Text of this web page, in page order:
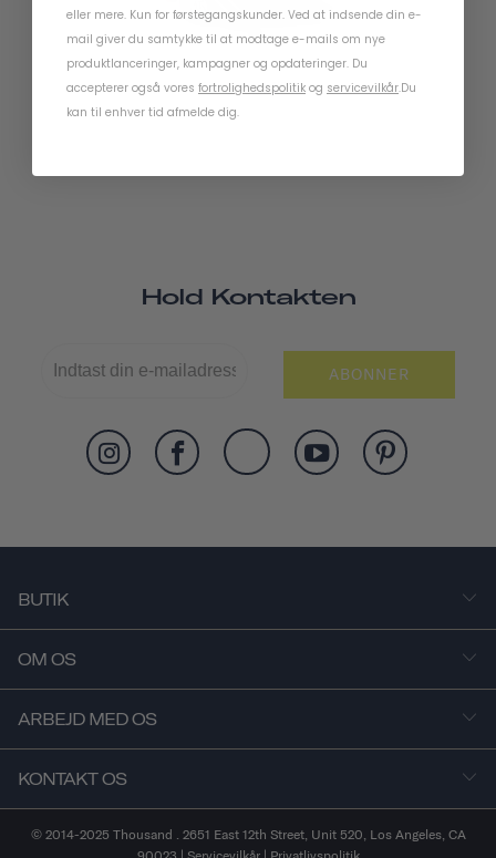
Chapter MIPS
Hold Kontakten
ABONNER
BUTIK
OM OS
ARBEJD MED OS
KONTAKT OS
© 2014-2025 Thousand . 2651 East 12th Street, Unit 520, Los Angeles, CA
eller mere. Kun for førstegangskunder. Ved at indsende din e-
mail giver du samtykke til at modtage e-mails om nye
produktlanceringer, kampagner og opdateringer. Du
accepterer også vores fortrolighedspolitik og servicevilkår.Du
kan til enhver tid afmelde dig.